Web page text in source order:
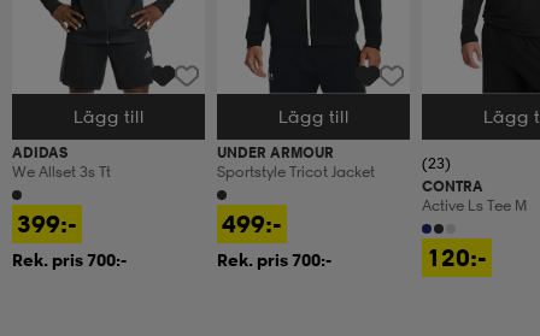
Välj storlek
Lägg till
ADIDAS
We Allset 3s Tt
399:-
Rek. pris 700:-
Välj storlek
Lägg till
UNDER ARMOUR
Sportstyle Tricot Jacket
499:-
Rek. pris 700:-
Välj storlek
Lägg
(23)
CONTRA
Active Ls Tee M
120:-